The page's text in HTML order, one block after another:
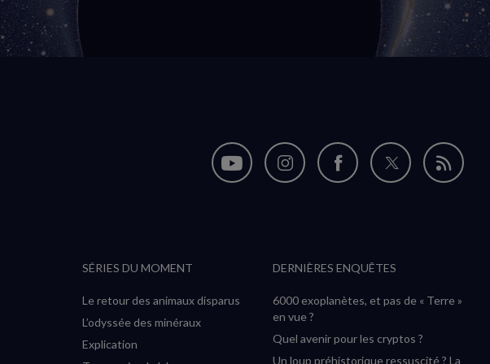
Nous
(nouvelle
fenêtre)
Nous
(nouvelle
fenêtre)
Nous
(nouvelle
fenêtre)
Nous
(nouvelle
fenêtre)
Flux
SÉRIES DU MOMENT
Le retour des animaux disparus
L’odyssée des minéraux
Explication
DERNIÈRES ENQUÊTES
6000 exoplanètes, et pas de « Terre »
en vue ?
Quel avenir pour les cryptos ?
Un loup préhistorique ressuscité ? La